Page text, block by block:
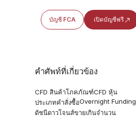
บัญชี FCA เปิดบัญชีฟรี
คำศัพท์ที่เกี่ยวข้อง
CFD สินค้าโภคภัณฑ์CFD หุ้น
ประเภทคำสั่งซื้อOvernight Funding
ดัชนีดาวโจนส์ขายเกินจำนวน